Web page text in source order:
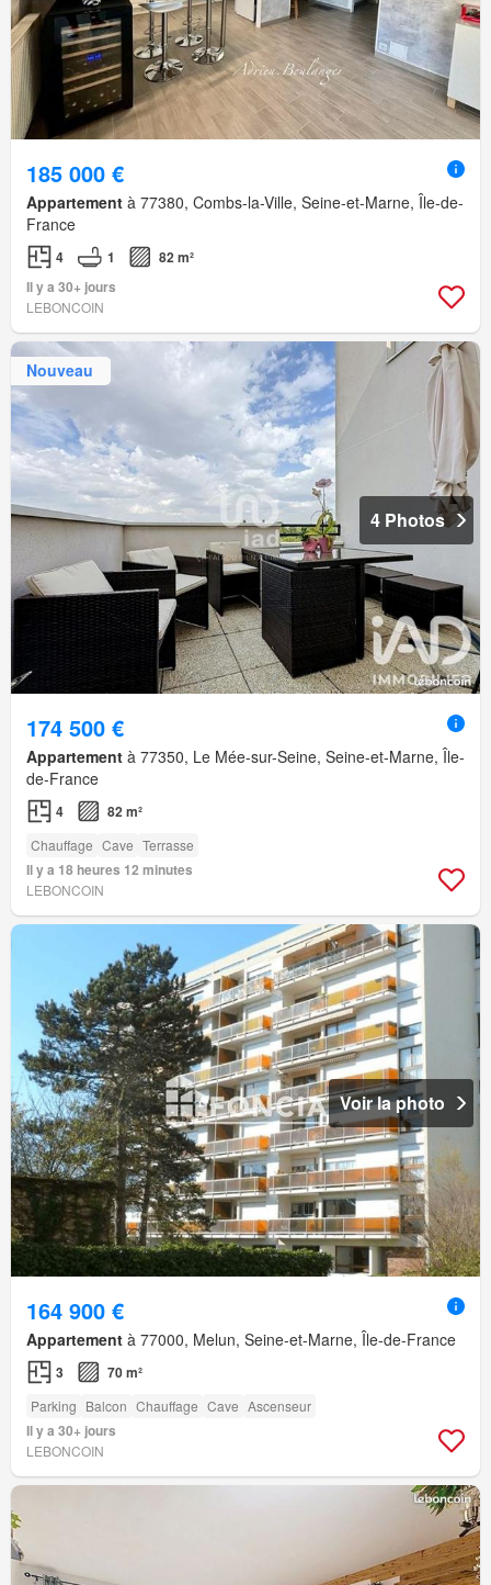
185 000 €
Appartement à 77380, Combs-la-Ville, Seine-et-Marne, Île-de-
France
4 1
82 m²
Il y a 30+ jours
LEBONCOIN
Nouveau
4 Photos
174 500 €
Appartement à 77350, Le Mée-sur-Seine, Seine-et-Marne, Île-
de-France
4 82 m²
Chauffage Cave Terrasse
Il y a 18 heures 12 minutes
LEBONCOIN
Voir la photo
164 900 €
Appartement à 77000, Melun, Seine-et-Marne, Île-de-France
3 70 m²
Parking Balcon Chauffage Cave Ascenseur
Il y a 30+ jours
LEBONCOIN